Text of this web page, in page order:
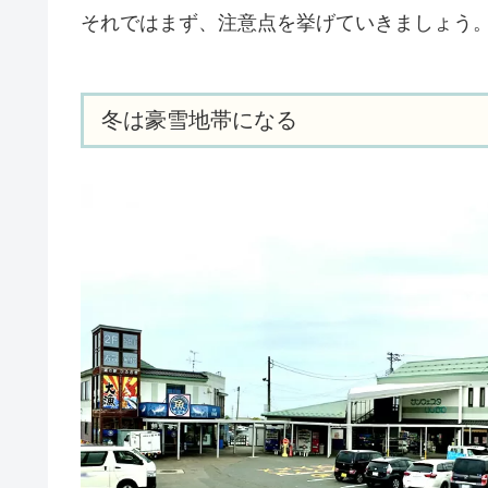
それではまず、注意点を挙げていきましょう
冬は豪雪地帯になる